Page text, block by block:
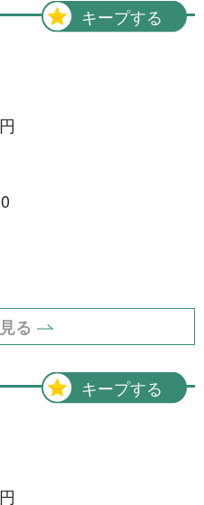
21件
し方へ
キープする
る
キープする